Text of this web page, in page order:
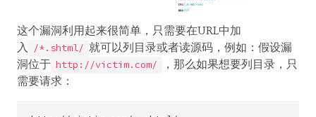
这个漏洞利用起来很简单，只需要在URL中加
入
/*.shtml/ 就可以列目录或者读源码，例如：假设漏
洞位于 http://victim.com/
，那么如果想要列目录，只
需要请求：